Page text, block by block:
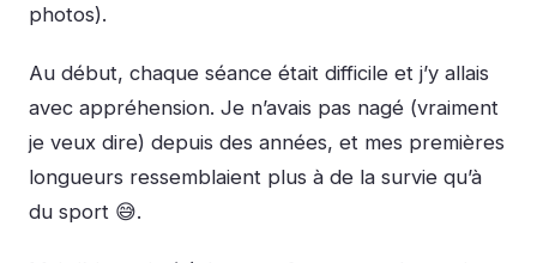
photos).
Au début, chaque séance était difficile et j’y allais
avec appréhension. Je n’avais pas nagé (vraiment
je veux dire) depuis des années, et mes premières
longueurs ressemblaient plus à de la survie qu’à
du sport 😅.